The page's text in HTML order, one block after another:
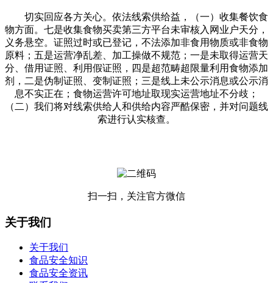
切实回应各方关心。依法线索供给益，（一）收集餐饮食
物方面。七是收集食物买卖第三方平台未审核入网业户天分，
义务悬空。证照过时或已登记，不法添加非食用物质或非食物
原料；五是运营净乱差、加工操做不规范；一是未取得运营天
分、借用证照、利用假证照，四是超范畴超限量利用食物添加
剂，二是伪制证照、变制证照；三是线上未公示消息或公示消
息不实正在；食物运营许可地址取现实运营地址不分歧；
（二）我们将对线索供给人和供给内容严酷保密，并对问题线
索进行认实核查。
扫一扫，关注官方微信
关于我们
关于我们
食品安全知识
食品安全资讯